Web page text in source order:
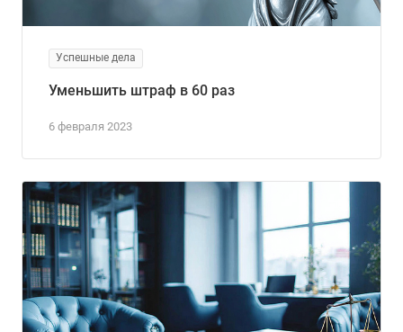
Успешные дела
6 февраля 2023
Уменьшить штраф в 60 раз